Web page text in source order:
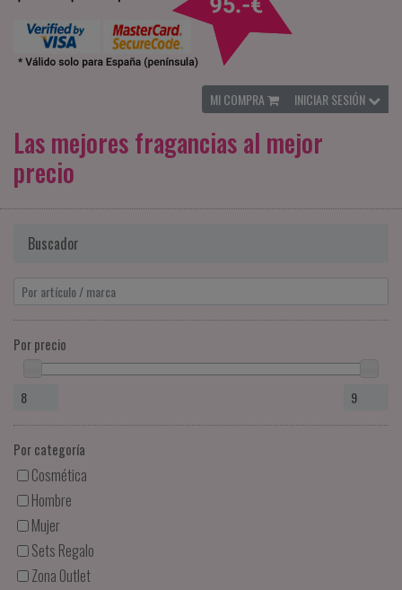
MI COMPRA INICIAR SESIÓN
Las mejores fragancias al mejor
precio
Buscador
Por precio
Por categoría
Cosmética
Hombre
Mujer
Sets Regalo
Zona Outlet